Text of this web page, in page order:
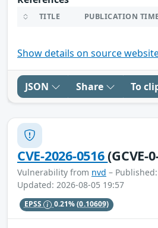
TITLE PUBLICATION
Show details on source
JSON Share To
CVE-2026-0516(GCVE-
Vulnerability from nvd –
Updated: 2026-08-05 19:57
EPSS 0.21%(0.10609)